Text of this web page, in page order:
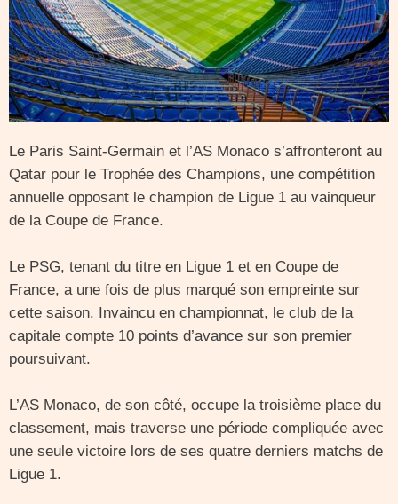
Le Paris Saint-Germain et l’AS Monaco s’affronteront au
Qatar pour le Trophée des Champions, une compétition
annuelle opposant le champion de Ligue 1 au vainqueur
de la Coupe de France.
Le PSG, tenant du titre en Ligue 1 et en Coupe de
France, a une fois de plus marqué son empreinte sur
cette saison. Invaincu en championnat, le club de la
capitale compte 10 points d’avance sur son premier
poursuivant.
L’AS Monaco, de son côté, occupe la troisième place du
classement, mais traverse une période compliquée avec
une seule victoire lors de ses quatre derniers matchs de
Ligue 1.